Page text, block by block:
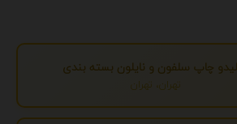
چاپ سلفون و نایلون بسته بندی
تهران، تهران